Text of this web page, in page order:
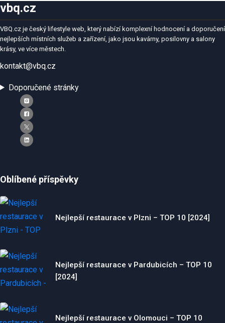
vbq.cz
VBQ.cz je český lifestyle web, který nabízí komplexní hodnocení a doporučení
nejlepších místních služeb a zařízení, jako jsou kavárny, posilovny a salony
krásy, ve více městech.
kontakt@vbq.cz
Doporučené stránky
Oblíbené příspěvky
Nejlepší restaurace v Plzni – TOP 10 [2024]
Nejlepší restaurace v Pardubicích – TOP 10
[2024]
Nejlepší restaurace v Olomouci – TOP 10